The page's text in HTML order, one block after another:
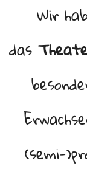
Wir
das
(semi-